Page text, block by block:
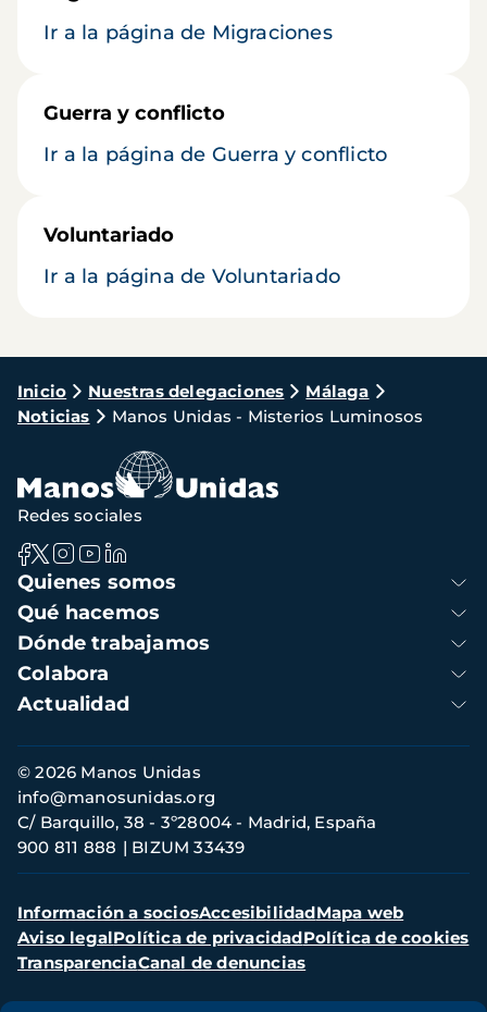
Ir a la página de Migraciones
Guerra y conflicto
Ir a la página de Guerra y conflicto
Voluntariado
Ir a la página de Voluntariado
Ruta
de
navegación
Inicio Nuestras delegaciones
Málaga
Noticias
Manos Unidas - Misterios Luminosos
Navegación
principal
Quienes somos
Qué hacemos
Dónde trabajamos
Colabora
Actualidad
Redes sociales
Información
de
contacto
© 2026 Manos Unidas
C/ Barquillo, 38 - 3º28004 - Madrid, España
900 811 888
BIZUM 33439
info@manosunidas.org
Menú
secundario
Información a sociosAccesibilidadMapa web
Aviso legalPolítica de privacidadPolítica de cookies
TransparenciaCanal de denuncias